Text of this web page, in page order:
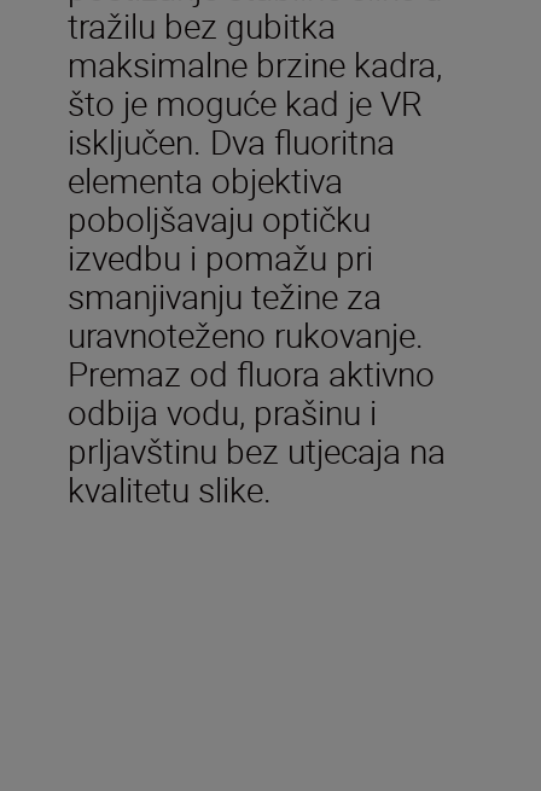
tražilu bez gubitka
maksimalne brzine kadra,
što je moguće kad je VR
isključen. Dva fluoritna
elementa objektiva
poboljšavaju optičku
izvedbu i pomažu pri
smanjivanju težine za
uravnoteženo rukovanje.
Premaz od fluora aktivno
odbija vodu, prašinu i
prljavštinu bez utjecaja na
kvalitetu slike.